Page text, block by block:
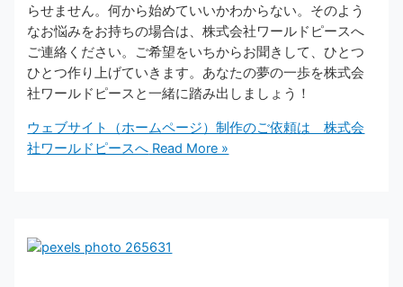
らせません。何から始めていいかわからない。そのよう
なお悩みをお持ちの場合は、株式会社ワールドピースへ
ご連絡ください。ご希望をいちからお聞きして、ひとつ
ひとつ作り上げていきます。あなたの夢の一歩を株式会
社ワールドピースと一緒に踏み出しましょう！
ウェブサイト（ホームページ）制作のご依頼は 株式会
社ワールドピースへ Read More »